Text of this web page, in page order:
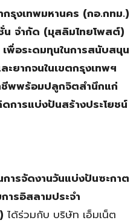
รุงเทพมหานคร (กอ.กทม.)
น จำกัด (มุสลิมไทยโพสต์)
พื่อระดมทุนในการสนับสนุน
ะยากจนในเขตกรุงเทพฯ
พพร้อมปลูกจิตสำนึกแก่
การแบ่งปันสร้างประโยชน์
ารจัดงานวันแบ่งปันซะกาต
ารอิสลามประจำ
ได้ร่วมกับ บริษัท เอ็มเน็ต